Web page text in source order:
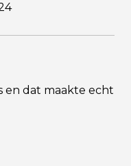
en dat maakte echt